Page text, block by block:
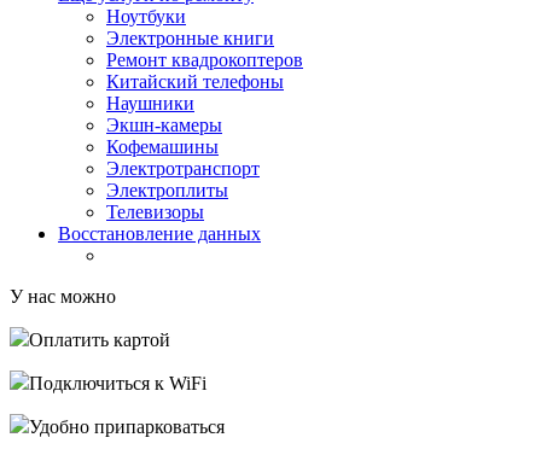
Ноутбуки
Электронные книги
Ремонт квадрокоптеров
Китайский телефоны
Наушники
Экшн-камеры
Кофемашины
Электротранспорт
Электроплиты
Телевизоры
Восстановление данных
У нас можно
Оплатить картой
Подключиться к WiFi
Удобно припарковаться